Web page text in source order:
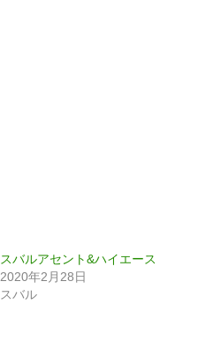
スバルアセント&ハイエース
2020年2月28日
スバル